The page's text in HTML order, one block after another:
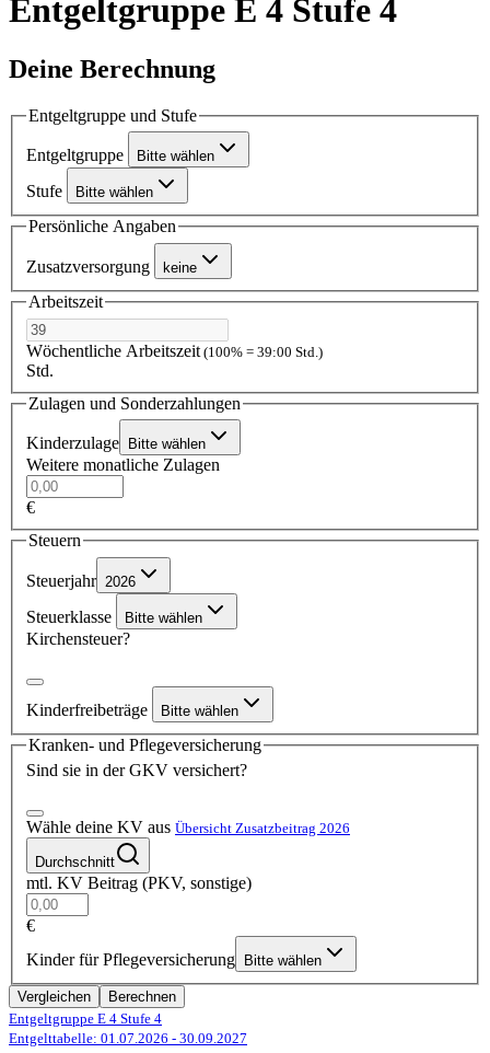
Entgeltgruppe E 4 Stufe 4
Deine Berechnung
Entgeltgruppe und Stufe
Entgeltgruppe Bitte wählen
Stufe Bitte wählen
Persönliche Angaben
Zusatzversorgung keine
Arbeitszeit
Wöchentliche Arbeitszeit (100% = 39:00 Std.)
Std.
Zulagen und Sonderzahlungen
Kinderzulage Bitte wählen
Weitere monatliche Zulagen
€
Steuern
Steuerjahr 2026
Steuerklasse Bitte wählen
Kirchensteuer?
Kinderfreibeträge Bitte wählen
Kranken- und Pflegeversicherung
Sind sie in der GKV versichert?
Wähle deine KV aus Übersicht Zusatzbeitrag 2026
Durchschnitt
mtl. KV Beitrag (PKV, sonstige)
€
Kinder für Pflegeversicherung
Bitte wählen
Vergleichen
Berechnen
Entgeltgruppe E 4 Stufe 4
Entgelttabelle: 01.07.2026 - 30.09.2027